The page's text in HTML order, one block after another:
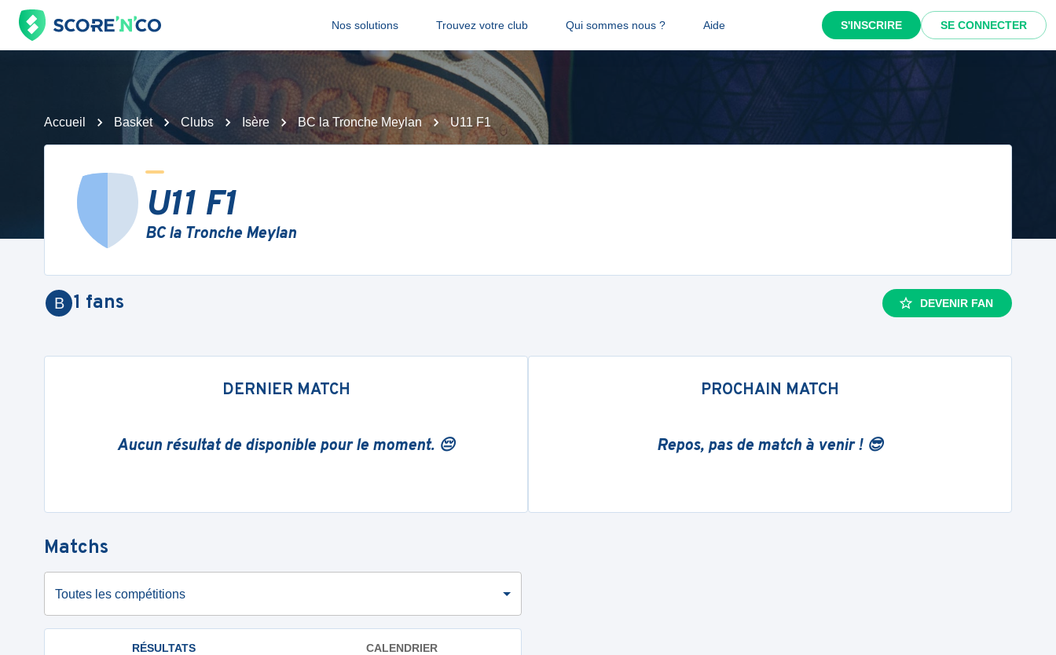
Nos solutions Trouvez votre club Qui sommes nous ? Aide S'INSCRIRE SE CONNECTER
Accueil Basket Clubs Isère BC la Tronche Meylan U11 F1
U11 F1
BC la Tronche Meylan
B 1 fans DEVENIR FAN
DERNIER MATCH
Aucun résultat de disponible pour le moment. 😔
PROCHAIN MATCH
Repos, pas de match à venir ! 😎
Matchs
Toutes les compétitions
RÉSULTATS CALENDRIER